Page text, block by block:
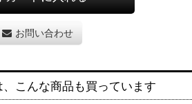
お問い合わせ
こんな商品も買っています